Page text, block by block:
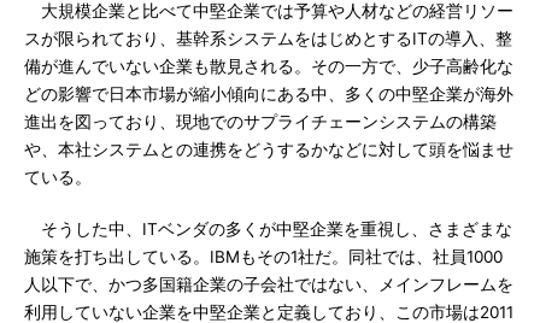
大規模企業と比べて中堅企業では予算や人材などの経営リソー
スが限られており、基幹系システムをはじめとするITの導入、整
備が進んでいない企業も散見される。その一方で、少子高齢化な
どの影響で日本市場が縮小傾向にある中、多くの中堅企業が海外
進出を図っており、現地でのサプライチェーンシステムの構築
や、本社システムとの連携をどうするかなどに対して頭を悩ませ
ている。
そうした中、ITベンダの多くが中堅企業を重視し、さまざまな
施策を打ち出している。IBMもその1社だ。同社では、社員1000
人以下で、かつ多国籍企業の子会社ではない、メインフレームを
利用していない企業を中堅企業と定義しており、この市場は2011